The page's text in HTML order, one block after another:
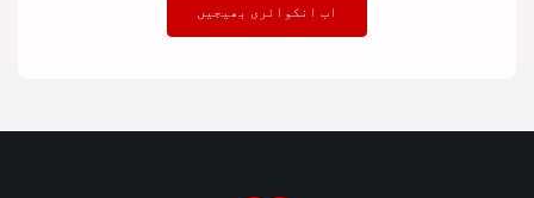
اب انکوائری بھیجیں